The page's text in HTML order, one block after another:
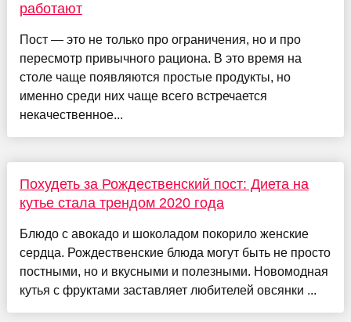
работают
Пост — это не только про ограничения, но и про
пересмотр привычного рациона. В это время на
столе чаще появляются простые продукты, но
именно среди них чаще всего встречается
некачественное...
Похудеть за Рождественский пост: Диета на
кутье стала трендом 2020 года
Блюдо с авокадо и шоколадом покорило женские
сердца. Рождественские блюда могут быть не просто
постными, но и вкусными и полезными. Новомодная
кутья с фруктами заставляет любителей овсянки ...